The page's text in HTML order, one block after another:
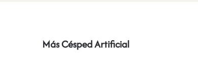
Más Césped Artificial